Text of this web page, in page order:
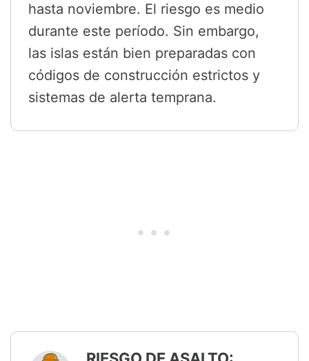
hasta noviembre. El riesgo es medio
durante este período. Sin embargo,
las islas están bien preparadas con
códigos de construcción estrictos y
sistemas de alerta temprana.